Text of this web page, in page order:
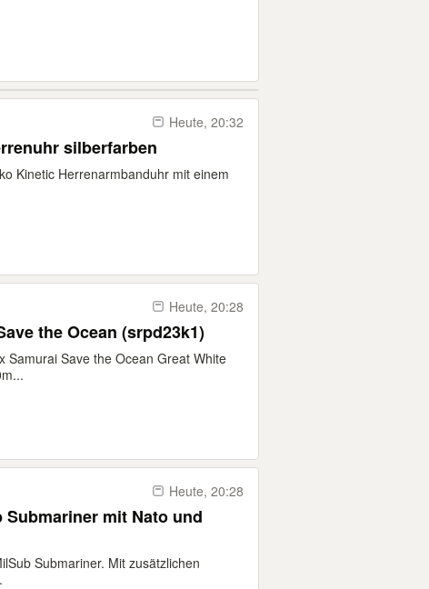
Heute, 20:32
silberfarben
Kinetic Herrenarmbanduhr mit einem
Heute, 20:28
the Ocean (srpd23k1)
Samurai Save the Ocean Great White
Heute, 20:28
mit Nato und
Submariner. Mit zusätzlichen